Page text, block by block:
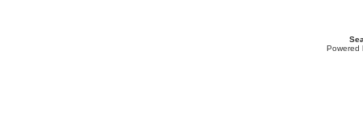
Powered